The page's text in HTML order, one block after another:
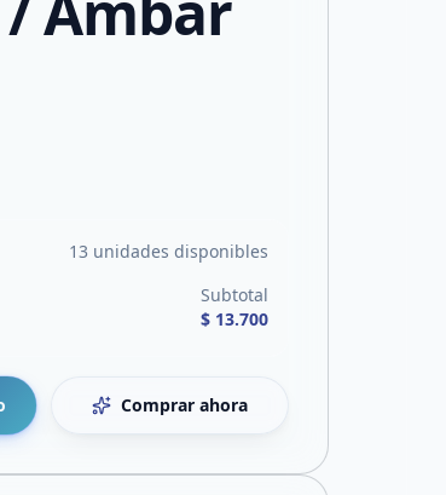
13 unidades disponibles
Subtotal
$ 13.700
Comprar ahora